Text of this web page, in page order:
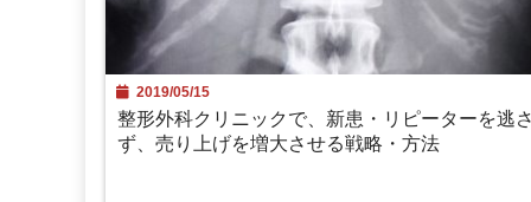
2019/05/15
整形外科クリニックで、新患・リピーターを逃
ず、売り上げを増大させる戦略・方法